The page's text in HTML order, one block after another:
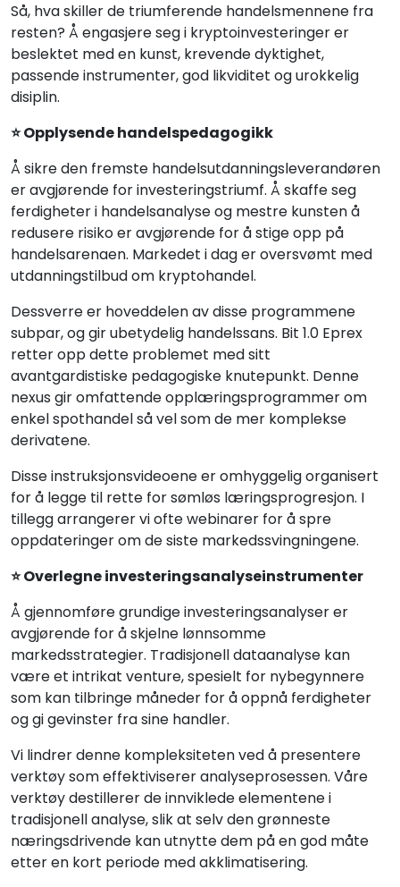
Så, hva skiller de triumferende handelsmennene fra
resten? Å engasjere seg i kryptoinvesteringer er
beslektet med en kunst, krevende dyktighet,
passende instrumenter, god likviditet og urokkelig
disiplin.
⭐ Opplysende handelspedagogikk
Å sikre den fremste handelsutdanningsleverandøren
er avgjørende for investeringstriumf. Å skaffe seg
ferdigheter i handelsanalyse og mestre kunsten å
redusere risiko er avgjørende for å stige opp på
handelsarenaen. Markedet i dag er oversvømt med
utdanningstilbud om kryptohandel.
Dessverre er hoveddelen av disse programmene
subpar, og gir ubetydelig handelssans. Bit 1.0 Eprex
retter opp dette problemet med sitt
avantgardistiske pedagogiske knutepunkt. Denne
nexus gir omfattende opplæringsprogrammer om
enkel spothandel så vel som de mer komplekse
derivatene.
Disse instruksjonsvideoene er omhyggelig organisert
for å legge til rette for sømløs læringsprogresjon. I
tillegg arrangerer vi ofte webinarer for å spre
oppdateringer om de siste markedssvingningene.
⭐ Overlegne investeringsanalyseinstrumenter
Å gjennomføre grundige investeringsanalyser er
avgjørende for å skjelne lønnsomme
markedsstrategier. Tradisjonell dataanalyse kan
være et intrikat venture, spesielt for nybegynnere
som kan tilbringe måneder for å oppnå ferdigheter
og gi gevinster fra sine handler.
Vi lindrer denne kompleksiteten ved å presentere
verktøy som effektiviserer analyseprosessen. Våre
verktøy destillerer de innviklede elementene i
tradisjonell analyse, slik at selv den grønneste
næringsdrivende kan utnytte dem på en god måte
etter en kort periode med akklimatisering.